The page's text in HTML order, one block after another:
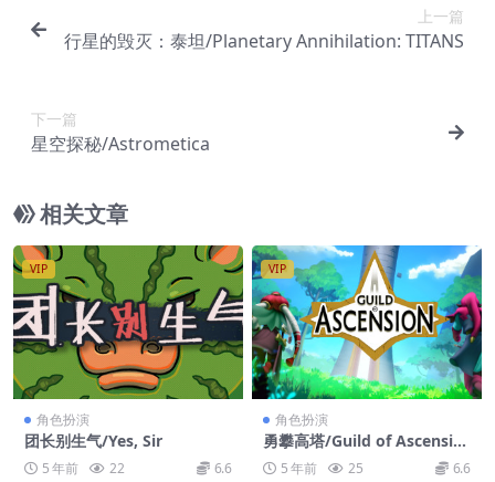
上一篇
行星的毁灭：泰坦/Planetary Annihilation: TITANS
下一篇
星空探秘/Astrometica
相关文章
VIP
角色扮演
团长别生气/Yes, Sir
5 年前 22 6.6
VIP
角色扮演
勇攀高塔/Guild of Ascensio
n 5 年前 25 6.6